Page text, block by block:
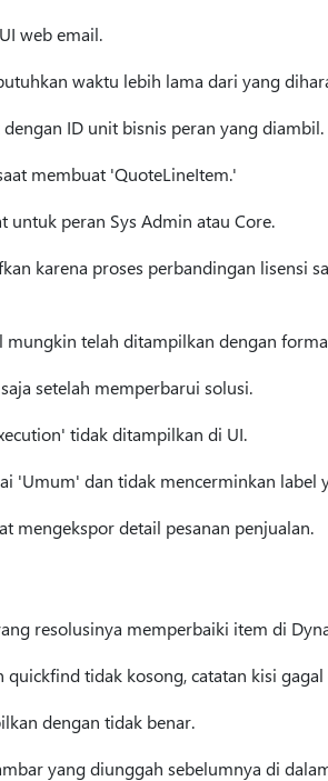
web email.
waktu lebih lama dari yang
ID unit bisnis peran yang diambil.
membuat 'QuoteLineItem.'
peran Sys Admin atau Core.
karena proses perbandingan lisensi
telah ditampilkan dengan
setelah memperbarui solusi.
tidak ditampilkan di UI.
'Umum' dan tidak mencerminkan label
mengekspor detail pesanan penjualan.
resolusinya memperbaiki item di
tidak kosong, catatan kisi gagal
dengan tidak benar.
yang diunggah sebelumnya di